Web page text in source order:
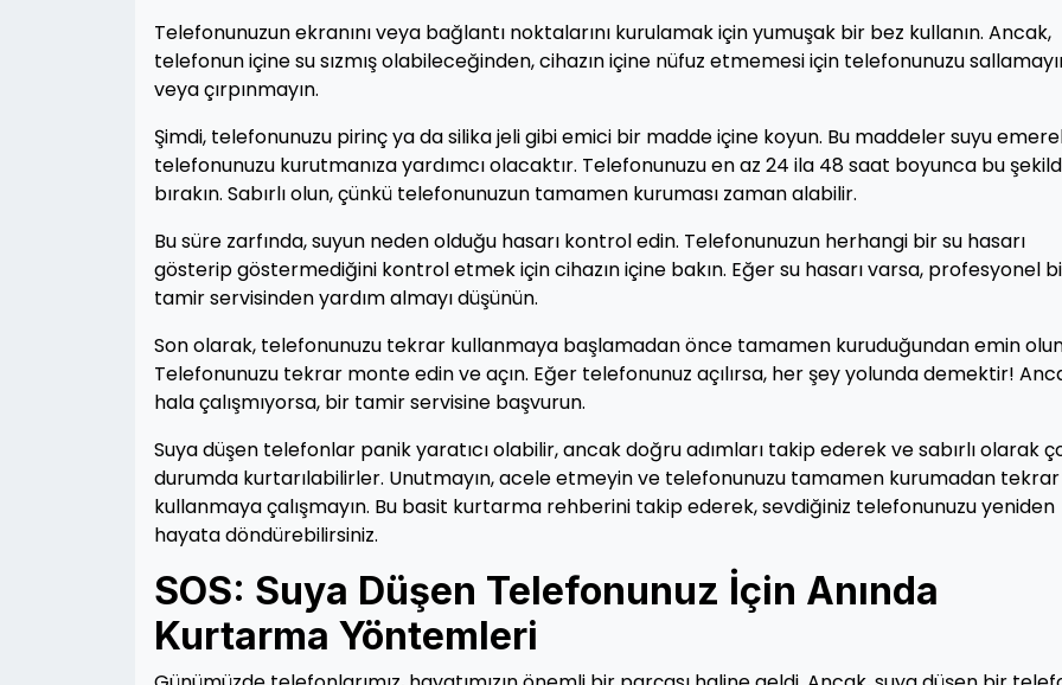
Telefonunuzun ekranını veya bağlantı noktalarını kurulamak için yumuşak bir bez kullanın. Ancak,
telefonun içine su sızmış olabileceğinden, cihazın içine nüfuz etmemesi için telefonunuzu
veya çırpınmayın.
Şimdi, telefonunuzu pirinç ya da silika jeli gibi emici bir madde içine koyun. Bu maddeler suyu
telefonunuzu kurutmanıza yardımcı olacaktır. Telefonunuzu en az 24 ila 48 saat boyunca bu
bırakın. Sabırlı olun, çünkü telefonunuzun tamamen kuruması zaman alabilir.
Bu süre zarfında, suyun neden olduğu hasarı kontrol edin. Telefonunuzun herhangi bir su hasarı
gösterip göstermediğini kontrol etmek için cihazın içine bakın. Eğer su hasarı varsa, profesyonel
tamir servisinden yardım almayı düşünün.
Son olarak, telefonunuzu tekrar kullanmaya başlamadan önce tamamen kuruduğundan emin
Telefonunuzu tekrar monte edin ve açın. Eğer telefonunuz açılırsa, her şey yolunda demektir!
hala çalışmıyorsa, bir tamir servisine başvurun.
Suya düşen telefonlar panik yaratıcı olabilir, ancak doğru adımları takip ederek ve sabırlı olarak
durumda kurtarılabilirler. Unutmayın, acele etmeyin ve telefonunuzu tamamen kurumadan tekrar
kullanmaya çalışmayın. Bu basit kurtarma rehberini takip ederek, sevdiğiniz telefonunuzu yeniden
hayata döndürebilirsiniz.
SOS: Suya Düşen Telefonunuz İçin Anında
Kurtarma Yöntemleri